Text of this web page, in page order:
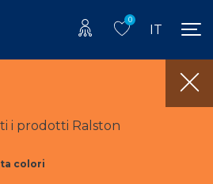
0
IT
i prodotti Ralston
colori